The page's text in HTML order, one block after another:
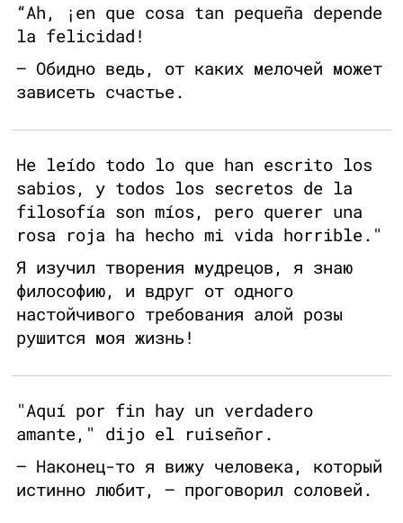
“Ah, ¡en que cosa tan pequeña depende
la felicidad!
— Обидно ведь, от каких мелочей может
зависеть счастье.
He leído todo lo que han escrito los
sabios, y todos los secretos de la
filosofía son míos, pero querer una
rosa roja ha hecho mi vida horrible."
Я изучил творения мудрецов, я знаю
философию, и вдруг от одного
настойчивого требования алой розы
рушится моя жизнь!
"Aquí por fin hay un verdadero
amante," dijo el ruiseñor.
— Наконец-то я вижу человека, который
истинно любит, — проговорил соловей.